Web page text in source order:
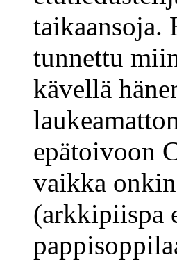
taikaansoja.
tunnettu
kävellä
epätoivoon
vaikka
(arkkipiispa